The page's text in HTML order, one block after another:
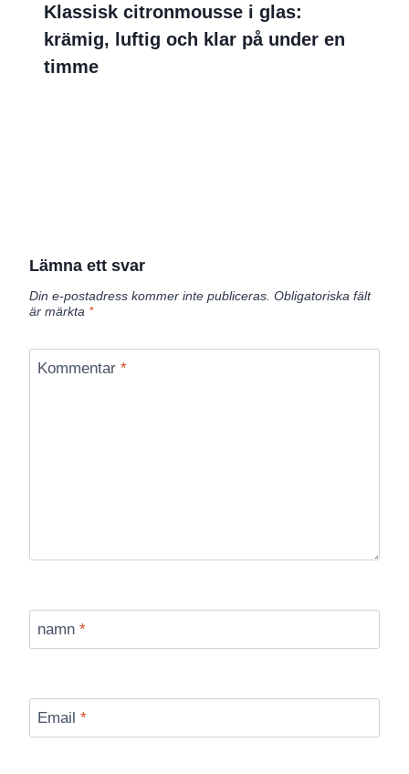
Klassisk citronmousse i glas:
krämig, luftig och klar på under en
timme
Lämna ett svar
Din e-postadress kommer inte publiceras. Obligatoriska fält
är märkta *
Kommentar *
namn *
Email *